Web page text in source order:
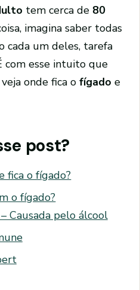
tem cerca de 80
imagina saber todas
cada um deles, tarefa
com esse intuito que
onde fica o fígado e
post?
fica o fígado?
o fígado?
Causada pelo álcool